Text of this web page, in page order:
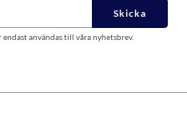
Skicka
användas till våra nyhetsbrev.